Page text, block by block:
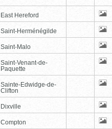
East Hereford
Saint-Herménégilde
Saint-Malo
Saint-Venant-de-
Paquette
Sainte-Edwidge-de-
Clifton
Dixville
Compton